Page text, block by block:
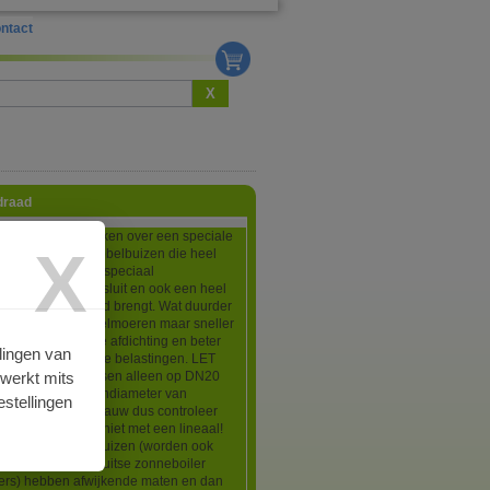
X
X
van
mits
beschikken over een speciale
voor RVS ribbelbuizen die heel
monteren zonder speciaal
zeer goed afsluit en ook een heel
tot stand brengt. Wat duurder
met wartelmoeren maar sneller
met een betere afdichting en beter
mechanische belastingen. LET
passen alleen op DN20
met een buitendiameter van
dat komt heel nauw dus controleer
schuifmaat en niet met een lineaal!
DN20 ribbelbuizen (worden ook
door goedkope Duitse zonneboiler
hebben afwijkende maten en dan